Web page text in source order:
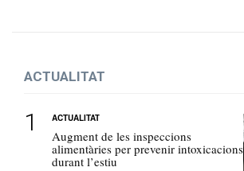
ACTUALITAT
ACTUALITAT
Augment de les inspeccions
alimentàries per prevenir intoxicacions
durant l’estiu